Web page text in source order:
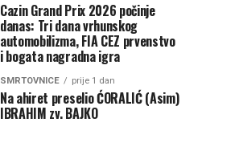
Cazin Grand Prix 2026 počinje
danas: Tri dana vrhunskog
automobilizma, FIA CEZ prvenstvo
i bogata nagradna igra
SMRTOVNICE prije 1 dan
Na ahiret preselio ĆORALIĆ (Asim)
IBRAHIM zv. BAJKO